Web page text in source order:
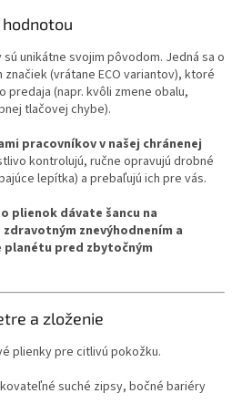
sú unikátne svojim pôvodom. Jedná sa o
(vrátane ECO variantov), ​​ktoré
predaja (napr. kvôli zmene obalu,
tlačovej chybe).
pracovníkov v našej chránenej
kontrolujú, ručne opravujú drobné
lepítka) a prebaľujú ich pre vás.
plienok dávate šancu na
znevýhodnením a
pred zbytočným
a zloženie
plienky pre citlivú pokožku.
suché zipsy, bočné bariéry